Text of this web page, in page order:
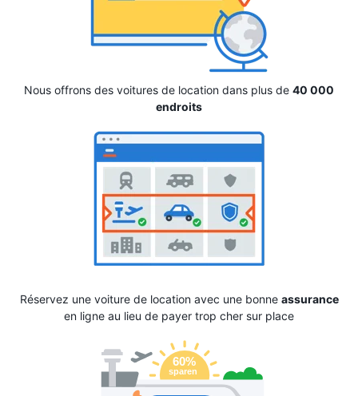
Nous offrons des voitures de location dans plus de 40 000
endroits
Réservez une voiture de location avec une bonne assurance
en ligne au lieu de payer trop cher sur place